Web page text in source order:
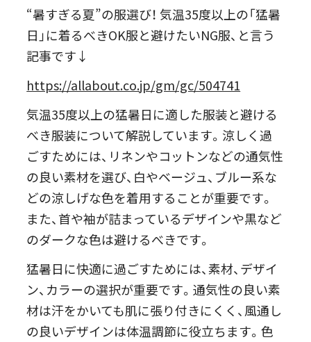
“暑すぎる夏”の服選び！ 気温35度以上の「猛暑
日」に着るべきOK服と避けたいNG服、と言う
記事です↓
https://allabout.co.jp/gm/gc/504741
気温35度以上の猛暑日に適した服装と避ける
べき服装について解説しています。涼しく過
ごすためには、リネンやコットンなどの通気性
の良い素材を選び、白やベージュ、ブルー系な
どの涼しげな色を着用することが重要です。
また、首や袖が詰まっているデザインや黒など
のダークな色は避けるべきです。
猛暑日に快適に過ごすためには、素材、デザイ
ン、カラーの選択が重要です。通気性の良い素
材は汗をかいても肌に張り付きにくく、風通し
の良いデザインは体温調節に役立ちます。色